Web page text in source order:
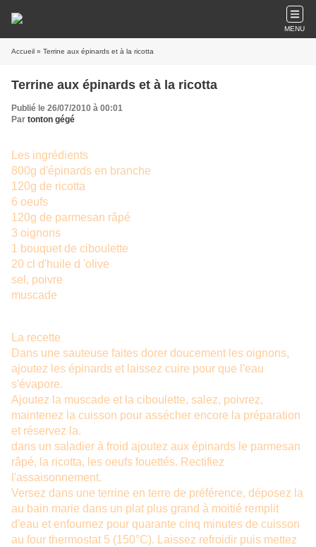
MENU
Accueil » Terrine aux épinards et à la ricotta
Terrine aux épinards et à la ricotta
Publié le 26/07/2010 à 00:01
Par tonton gégé
Les ingrédients
800g d'épinards en branche
120g de ricotta
6 oeufs
120g de parmesan râpé
3 oignons
1 bouquet de ciboulette
20 cl d'huile d 'olive
sel, poivre
muscade
La recette
Dans une sauteuse faites dorer doucement les oignons,
ajoutez les épinards et laissez cuire pour que l'eau
s'évapore.
Ajoutez la muscade et la ciboulette, salez, poivrez,
maintenez la cuisson pour assécher encore la préparation
et réservez la.
dans un saladier à froid ajoutez aux épinards le parmesan
râpé, la ricotta, les oeufs fouettés. Rectifiez
l'assaisonnement.
Versez dans une terrine en terre de préférence, déposez la
au bain marie dans un plat plus grand à moitié remplit
d'eau et enfournez pour quarante cinq minutes de cuisson
au four thermostat 5 (150°C). Laissez refroidir puis mettez